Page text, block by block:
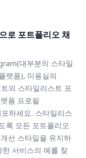
로 포트폴리오 채
대부분의 스타일
랫폼), 미용실의
의 스타일리스트 포
폼 프로필
하세요. 스타일리스
록 모든 포트폴리오
선 스타일을 유지하
서비스의 예를 찾